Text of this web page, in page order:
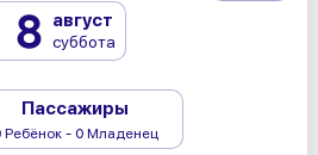
8 август
суббота
Пассажиры
Ребёнок - 0 Младенец